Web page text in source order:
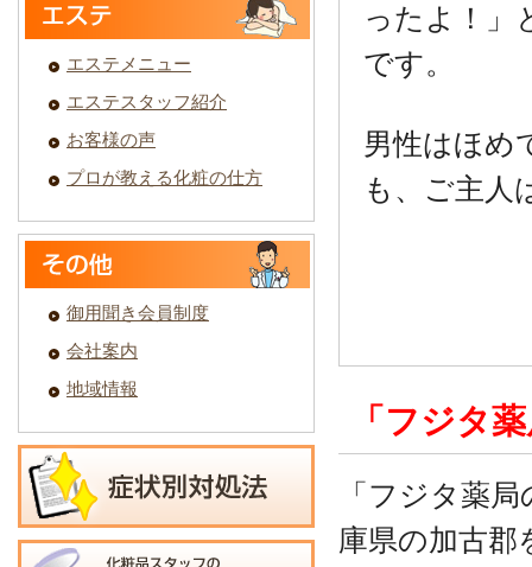
ったよ！」
です。
男性はほめ
も、ご主人
「フジタ
「フジタ薬
庫県の加古郡
エステメニュー
エステスタッフ紹介
お客様の声
プロが教える化粧の仕方
御用聞き会員制度
会社案内
地域情報